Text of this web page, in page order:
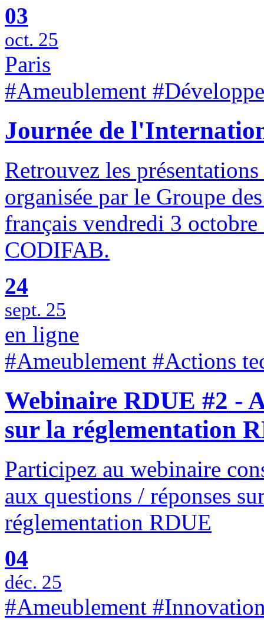
03
oct. 25
Paris
#Ameublement
Journée de
Retrouvez les
organisée par le Groupe
français vendredi 3
CODIFAB.
24
sept. 25
en ligne
#Ameublement #Actions
Webinaire RDUE #2 -
sur la réglementation
Participez au webinaire
aux questions / réponses
réglementation RDUE
04
déc. 25
#Ameublement